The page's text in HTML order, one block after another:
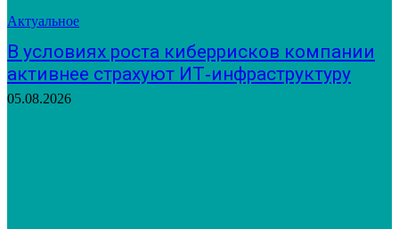
Актуальное
В условиях роста киберрисков компании
активнее страхуют ИТ‑инфраструктуру
05.08.2026